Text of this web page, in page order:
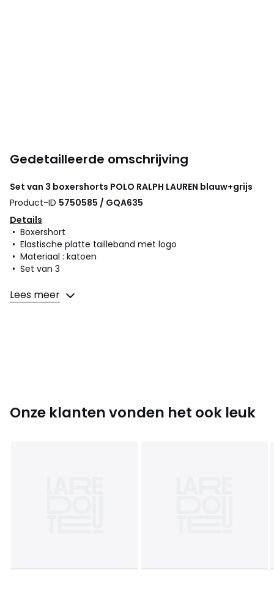
Gedetailleerde omschrijving
Set van 3 boxershorts POLO RALPH LAUREN blauw+grijs
Product-ID 5750585 / GQA635
Details
• Boxershort
• Elastische platte tailleband met logo
• Materiaal : katoen
• Set van 3
Samenstelling en onderhoud
• 95% katoen, 5% elasthan
Lees meer
Onze klanten vonden het ook leuk